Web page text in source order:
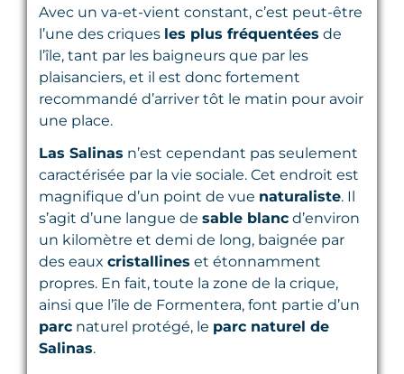
Avec un va-et-vient constant, c’est peut-être
l’une des criques les plus fréquentées de
l’île, tant par les baigneurs que par les
plaisanciers, et il est donc fortement
recommandé d’arriver tôt le matin pour avoir
une place.
Las Salinas n’est cependant pas seulement
caractérisée par la vie sociale. Cet endroit est
magnifique d’un point de vue naturaliste. Il
s’agit d’une langue de sable blanc d’environ
un kilomètre et demi de long, baignée par
des eaux cristallines et étonnamment
propres. En fait, toute la zone de la crique,
ainsi que l’île de Formentera, font partie d’un
parc naturel protégé, le parc naturel de
Salinas.